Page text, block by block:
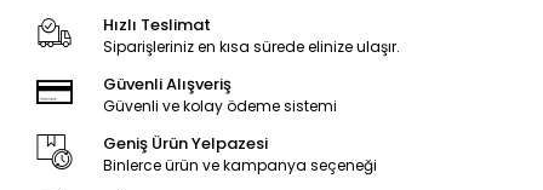
Hızlı Teslimat
Siparişleriniz en kısa sürede elinize ulaşır.
Güvenli Alışveriş
Güvenli ve kolay ödeme sistemi
Geniş Ürün Yelpazesi
Binlerce ürün ve kampanya seçeneği